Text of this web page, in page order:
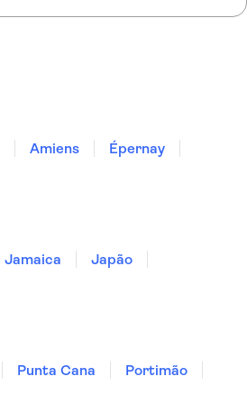
Amiens
Épernay
Jamaica
Japão
Punta Cana
Portimão